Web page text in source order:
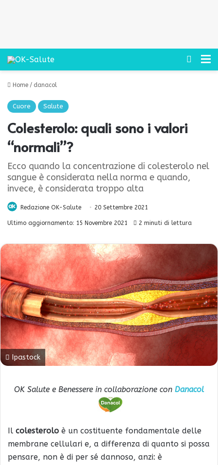
Cerca
Home / danacol
Cuore Salute
Colesterolo: quali sono i valori
“normali”?
Ecco quando la concentrazione di colesterolo nel
sangue è considerata nella norma e quando,
invece, è considerata troppo alta
Redazione OK-Salute 20 Settembre 2021
Ultimo aggiornamento: 15 Novembre 2021 2 minuti di lettura
Ipastock
OK Salute e Benessere in collaborazione con Danacol
Il colesterolo è un costituente fondamentale delle
membrane cellulari e, a differenza di quanto si possa
pensare, non è di per sé dannoso, anzi: è